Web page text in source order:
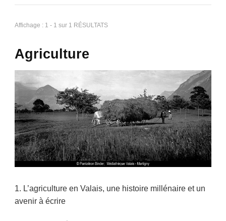
Affichage : 1 - 1 sur 1 RÉSULTATS
Agriculture
1. L’agriculture en Valais, une histoire millénaire et un
avenir à écrire